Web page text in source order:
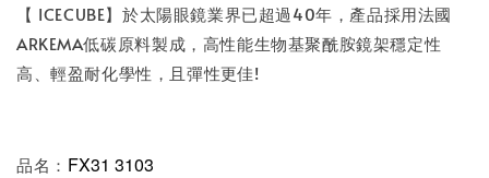
【 ICECUBE】於太陽眼鏡業界已超過40年，產品採用法國
ARKEMA低碳原料製成，高性能生物基聚酰胺鏡架穩定性
高、輕盈耐化學性，且彈性更佳!
品名： FX31 3103